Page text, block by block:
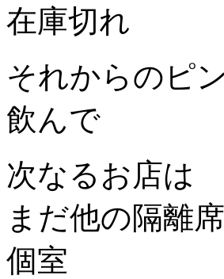
在庫切れ
それからのピ
飲んで
次なるお店は
まだ他の隔離
個室